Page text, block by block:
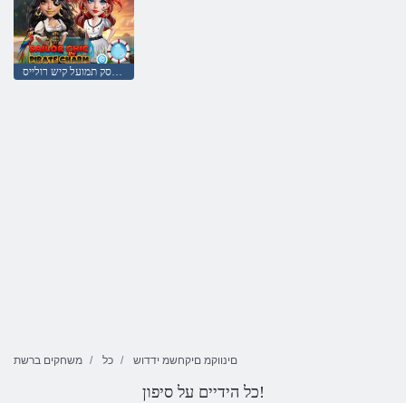
םיטאריפ םסק תמועל קיש רולייס
משחקים ברשת כל םינווקמ םיקחשמ ידדוש
כל הידיים על סיפון!